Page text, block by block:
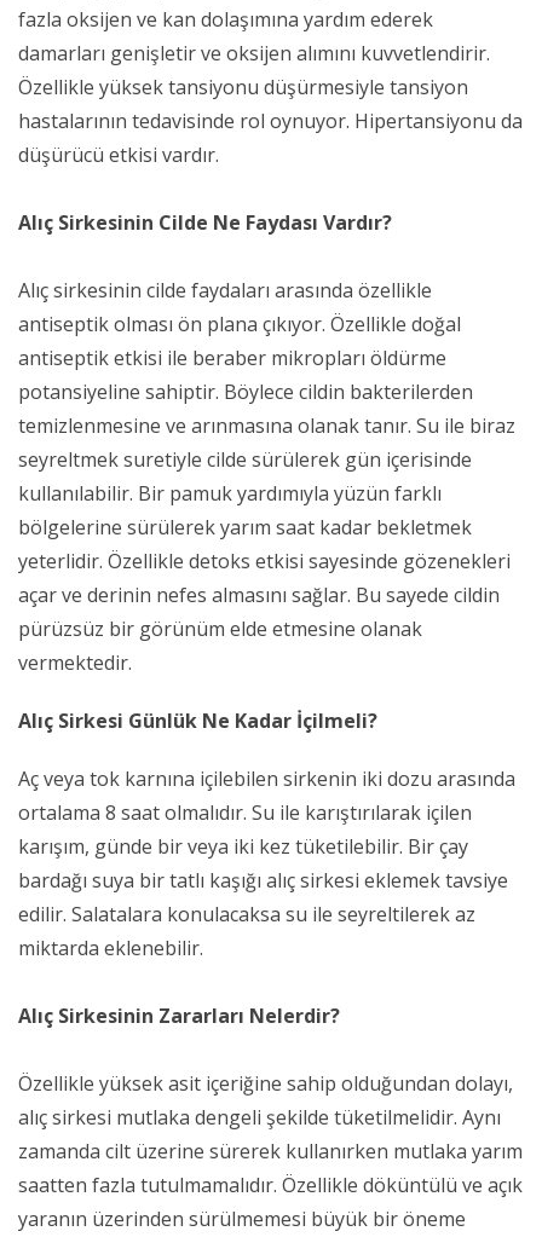
fazla oksijen ve kan dolaşımına yardım ederek
damarları genişletir ve oksijen alımını kuvvetlendirir.
Özellikle yüksek tansiyonu düşürmesiyle tansiyon
hastalarının tedavisinde rol oynuyor. Hipertansiyonu da
düşürücü etkisi vardır.
Alıç Sirkesinin Cilde Ne Faydası Vardır?
Alıç sirkesinin cilde faydaları arasında özellikle
antiseptik olması ön plana çıkıyor. Özellikle doğal
antiseptik etkisi ile beraber mikropları öldürme
potansiyeline sahiptir. Böylece cildin bakterilerden
temizlenmesine ve arınmasına olanak tanır. Su ile biraz
seyreltmek suretiyle cilde sürülerek gün içerisinde
kullanılabilir. Bir pamuk yardımıyla yüzün farklı
bölgelerine sürülerek yarım saat kadar bekletmek
yeterlidir. Özellikle detoks etkisi sayesinde gözenekleri
açar ve derinin nefes almasını sağlar. Bu sayede cildin
pürüzsüz bir görünüm elde etmesine olanak
vermektedir.
Alıç Sirkesi Günlük Ne Kadar İçilmeli?
Aç veya tok karnına içilebilen sirkenin iki dozu arasında
ortalama 8 saat olmalıdır. Su ile karıştırılarak içilen
karışım, günde bir veya iki kez tüketilebilir. Bir çay
bardağı suya bir tatlı kaşığı alıç sirkesi eklemek tavsiye
edilir. Salatalara konulacaksa su ile seyreltilerek az
miktarda eklenebilir.
Alıç Sirkesinin Zararları Nelerdir?
Özellikle yüksek asit içeriğine sahip olduğundan dolayı,
alıç sirkesi mutlaka dengeli şekilde tüketilmelidir. Aynı
zamanda cilt üzerine sürerek kullanırken mutlaka yarım
saatten fazla tutulmamalıdır. Özellikle döküntülü ve açık
yaranın üzerinden sürülmemesi büyük bir öneme